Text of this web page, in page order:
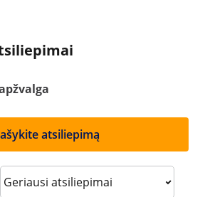
atsiliepimą
Sort reviews